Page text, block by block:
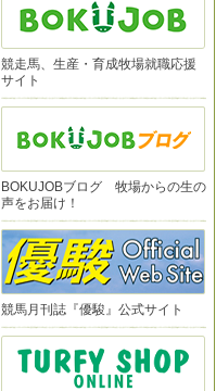
競走馬、生産・育成牧場就職応援
サイト
BOKUJOBブログ 牧場からの生の
声をお届け！
競馬月刊誌『優駿』公式サイト